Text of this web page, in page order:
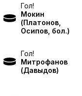
Гол!
Мокин
(Платонов,
Осипов, бол.)
Гол!
Митрофанов
(Давыдов)